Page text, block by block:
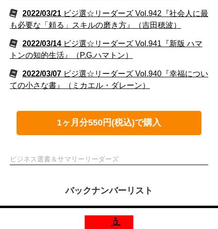
2022/03/21 ビジ選☆リーダーズ Vol.942『社会人に最
も必要な「頼る」スキルの磨き方』（吉田穂波）
2022/03/14 ビジ選☆リーダーズ Vol.941『新版 ハマ
トンの知的生活』（P.G.ハマトン）
2022/03/07 ビジ選☆リーダーズ Vol.940『幸福につい
ての小さな書』（ミカエル・ダレーン）
1ヶ月分550円(税込)で購入
ビジネス選書＆サマリーリーダーズ
バックナンバーリスト